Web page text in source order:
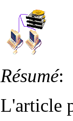
Résumé:
L'article